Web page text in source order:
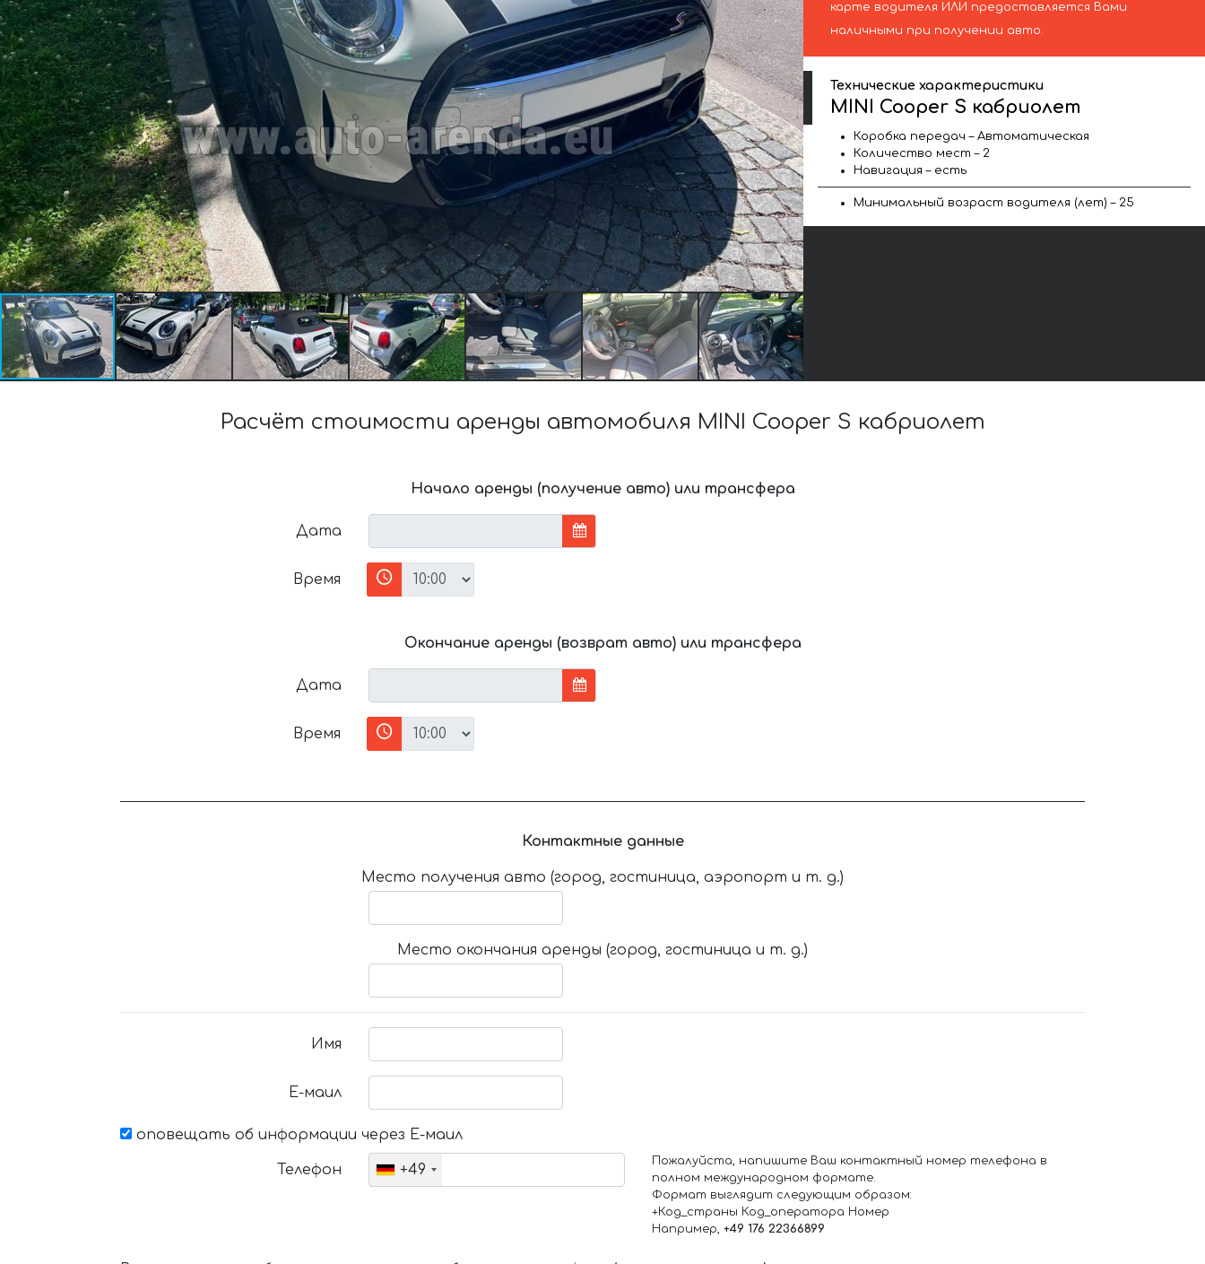
карте водителя ИЛИ предоставляется Вами
наличными при получении авто.
Технические характеристики
MINI Cooper S кабриолет
Коробка передач – Автоматическая
Количество мест – 2
Навигация – есть
Минимальный возраст водителя (лет) – 25
Расчёт стоимости аренды автомобиля MINI Cooper S кабриолет
Начало аренды (получение авто) или трансфера
Дата
Время
Окончание аренды (возврат авто) или трансфера
Дата
Время
Контактные данные
Место получения авто (город, гостиница, аэропорт и т. д.)
Место окончания аренды (город, гостиница и т. д.)
Имя
Е-маил
оповещать об информации через Е-маил
Телефон +49
Пожалуйста, напишите Ваш контактный номер телефона в
полном международном формате.
Формат выглядит следующим образом:
+Код_страны Код_оператора Номер
Например, +49 176 22366899